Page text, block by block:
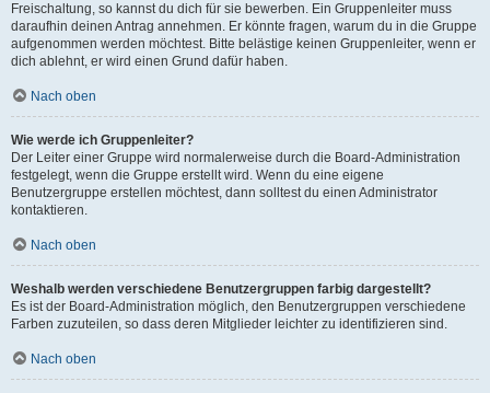
Freischaltung, so kannst du dich für sie bewerben. Ein Gruppenleiter muss
daraufhin deinen Antrag annehmen. Er könnte fragen, warum du in die Gruppe
aufgenommen werden möchtest. Bitte belästige keinen Gruppenleiter, wenn er
dich ablehnt, er wird einen Grund dafür haben.
Nach oben
Wie werde ich Gruppenleiter?
Der Leiter einer Gruppe wird normalerweise durch die Board-Administration
festgelegt, wenn die Gruppe erstellt wird. Wenn du eine eigene
Benutzergruppe erstellen möchtest, dann solltest du einen Administrator
kontaktieren.
Nach oben
Weshalb werden verschiedene Benutzergruppen farbig dargestellt?
Es ist der Board-Administration möglich, den Benutzergruppen verschiedene
Farben zuzuteilen, so dass deren Mitglieder leichter zu identifizieren sind.
Nach oben